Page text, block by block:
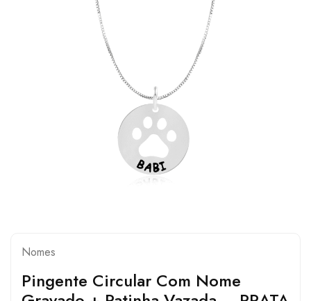
Nomes
Pingente Circular Com Nome